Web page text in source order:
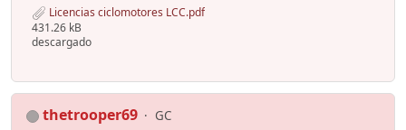
Licencias ciclomotores LCC.pdf
431.26 kB
descargado
thetrooper69
GC